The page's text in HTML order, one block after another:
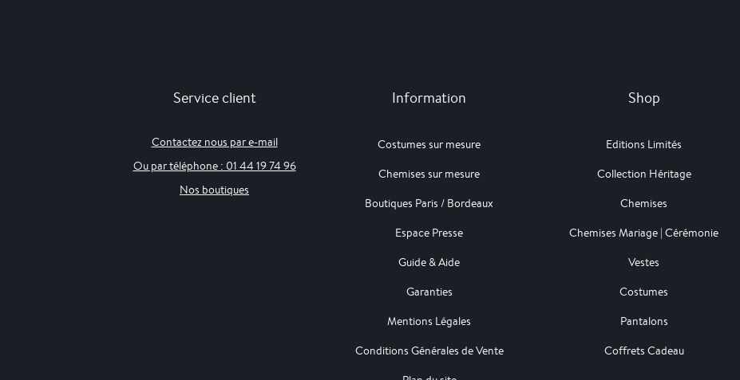
Service client
Contactez nous par e-mail
Ou par téléphone : 01 44 19 74 96
Nos boutiques
Information
Costumes sur mesure
Chemises sur mesure
Boutiques Paris / Bordeaux
Espace Presse
Guide & Aide
Garanties
Mentions Légales
Conditions Générales de Vente
Shop
Editions Limités
Collection Héritage
Chemises
Chemises Mariage | Cérémonie
Vestes
Costumes
Pantalons
Coffrets Cadeau